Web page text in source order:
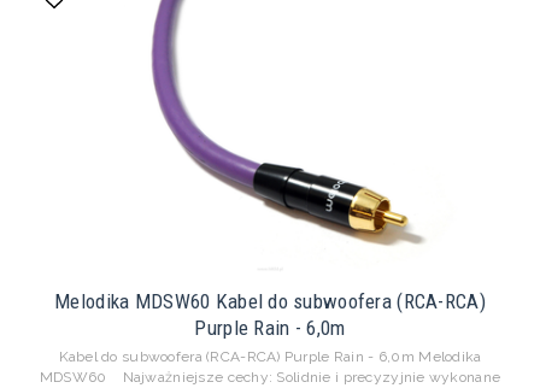
Melodika MDSW60 Kabel do subwoofera (RCA-RCA)
Purple Rain - 6,0m
Kabel do subwoofera (RCA-RCA) Purple Rain - 6,0m Melodika
MDSW60 Najważniejsze cechy: Solidnie i precyzyjnie wykonane